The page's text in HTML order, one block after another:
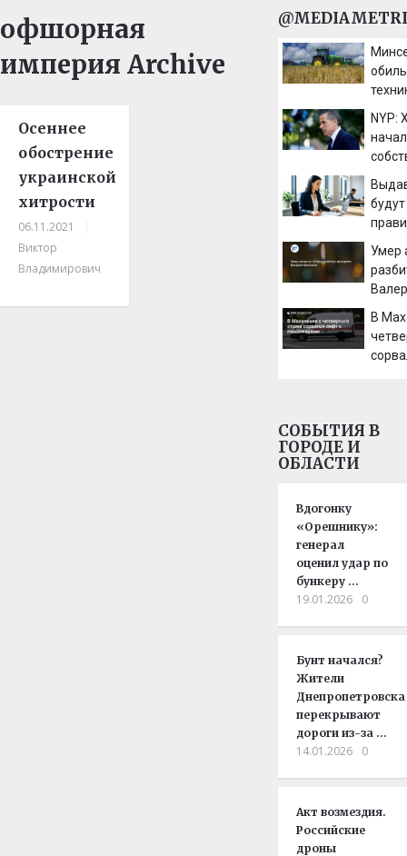
офшорная
империя Archive
Осеннее
обострение
украинской
хитрости
06.11.2021
Виктор
Владимирович
NYP:
Умер
В
СОБЫТИЯ В
ГОРОДЕ И
ОБЛАСТИ
Вдогонку
«Орешнику»:
генерал
оценил удар по
бункеру …
19.01.2026 0
Бунт начался?
Жители
Днепропетровска
перекрывают
дороги из-за …
14.01.2026 0
Акт возмездия.
Российские
дроны